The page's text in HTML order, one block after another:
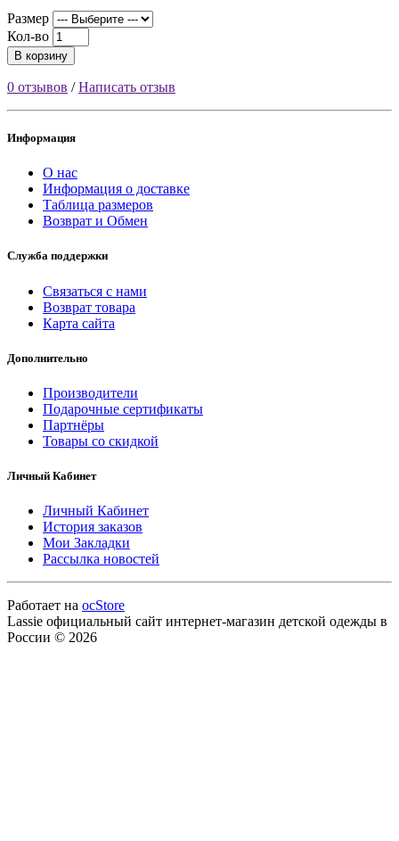
Размер
Кол-во
В корзину
0 отзывов /Написать отзыв
Информация
О нас
Информация о доставке
Таблица размеров
Возврат и Обмен
Служба поддержки
Связаться с нами
Возврат товара
Карта сайта
Дополнительно
Производители
Подарочные сертификаты
Партнёры
Товары со скидкой
Личный Кабинет
Личный Кабинет
История заказов
Мои Закладки
Рассылка новостей
Работает на ocStore
Lassie официальный сайт интернет-магазин детской одежды в
России © 2026